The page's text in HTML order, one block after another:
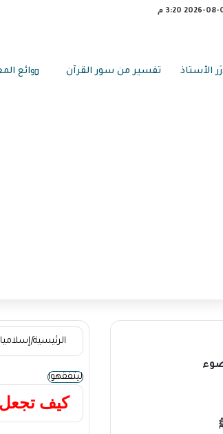
08-08 3:20 م
الأستاذ تفسير من سور القرآن روائع
الرئيسية|
ليتفقهوا
كيف